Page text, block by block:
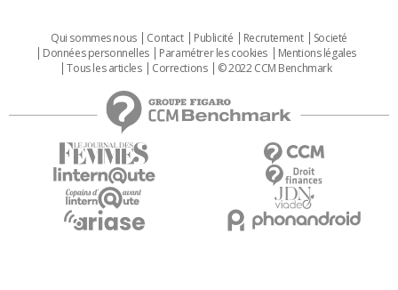
Qui sommes nous Contact Publicité Recrutement
Societé
Données personnelles
Paramétrer les cookies
Mentions légales
Tous les articles
Corrections © 2022 CCM Benchmark